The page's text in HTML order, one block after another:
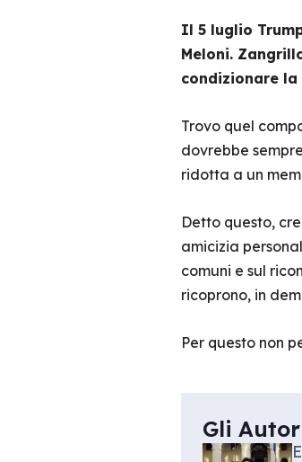
Il 5 luglio
Meloni.
condizionare
Trovo quel
dovrebbe
ridotta a un
Detto questo,
amicizia
comuni e sul
ricoprono, in
Per questo non
Gli